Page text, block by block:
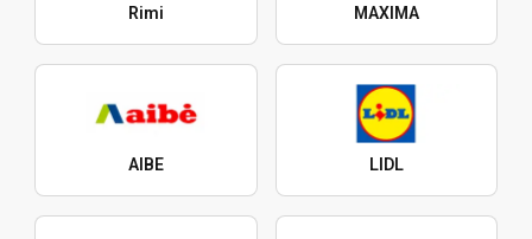
Rimi MAXIMA
AIBE LIDL